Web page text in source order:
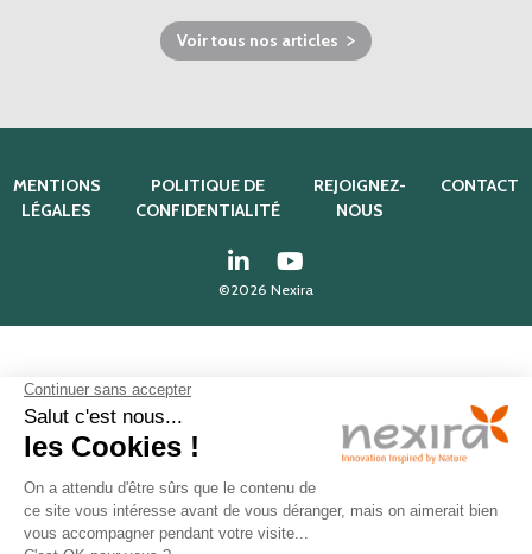
Voir tous nos articles
MENTIONS
LÉGALES
POLITIQUE DE
CONFIDENTIALITÉ
REJOIGNEZ-
NOUS
CONTACT
©2026 Nexira